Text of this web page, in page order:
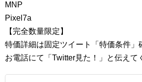
MNP
Pixel7a
【完全数量限定】
特価詳細は固定ツイート「特価条件」
お電話にて「Twitter見た！」と伝えて